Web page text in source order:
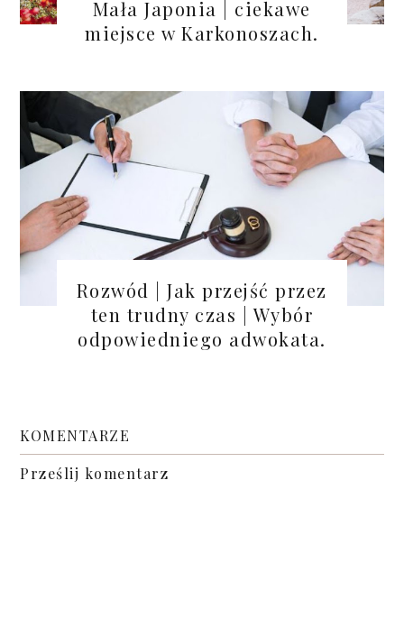
Mała Japonia | ciekawe
miejsce w Karkonoszach.
Rozwód | Jak przejść przez
ten trudny czas | Wybór
odpowiedniego adwokata.
KOMENTARZE
Prześlij komentarz